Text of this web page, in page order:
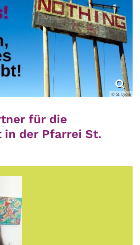
© St. Lydia
für die
in der Pfarrei St.